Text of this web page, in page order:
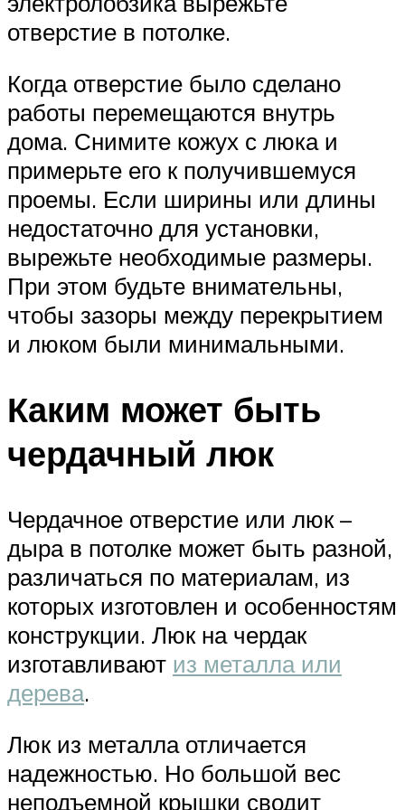
отверстие в потолке.
Когда отверстие было сделано
работы перемещаются внутрь
дома. Снимите кожух с люка и
примерьте его к получившемуся
проемы. Если ширины или длины
недостаточно для установки,
вырежьте необходимые размеры.
При этом будьте внимательны,
чтобы зазоры между перекрытием
и люком были минимальными.
Каким может быть
чердачный люк
Чердачное отверстие или люк –
дыра в потолке может быть разной,
различаться по материалам, из
которых изготовлен и особенностям
конструкции. Люк на чердак
изготавливают из металла или
дерева.
Люк из металла отличается
надежностью. Но большой вес
неподъемной крышки сводит